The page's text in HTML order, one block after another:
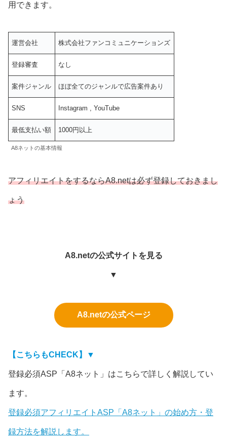
用できます。
運営会社 株式会社ファンコミュニケーションズ
登録審査 なし
案件ジャンル ほぼ全てのジャンルで広告案件あり
SNS Instagram , YouTube
最低支払い額 1000円以上
A8ネットの基本情報
アフィリエイトをするならA8.netは必ず登録しておきまし
ょう
A8.netの公式サイトを見る
▼
A8.netの公式ページ
【こちらもCHECK】▼
登録必須ASP「A8ネット」はこちらで詳しく解説してい
ます。
登録必須アフィリエイトASP「A8ネット」の始め方・登
録方法を解説します。